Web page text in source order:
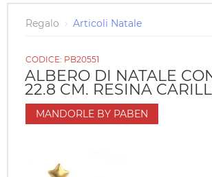
Regalo › Articoli Natale
CODICE: PB20551
ALBERO DI NATALE
22.8 CM. RESINA
MANDORLE BY PABEN